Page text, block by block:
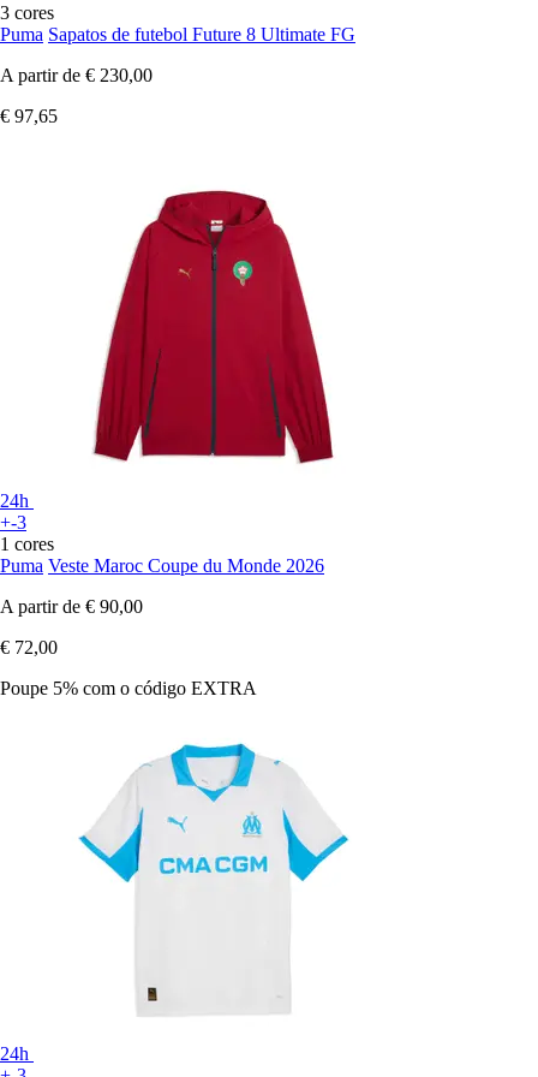
3 cores
Puma Sapatos de futebol Future 8 Ultimate FG
A partir de € 230,00
€ 97,65
24h
+-3
1 cores
Puma Veste Maroc Coupe du Monde 2026
A partir de € 90,00
€ 72,00
Poupe 5% com o código EXTRA
24h